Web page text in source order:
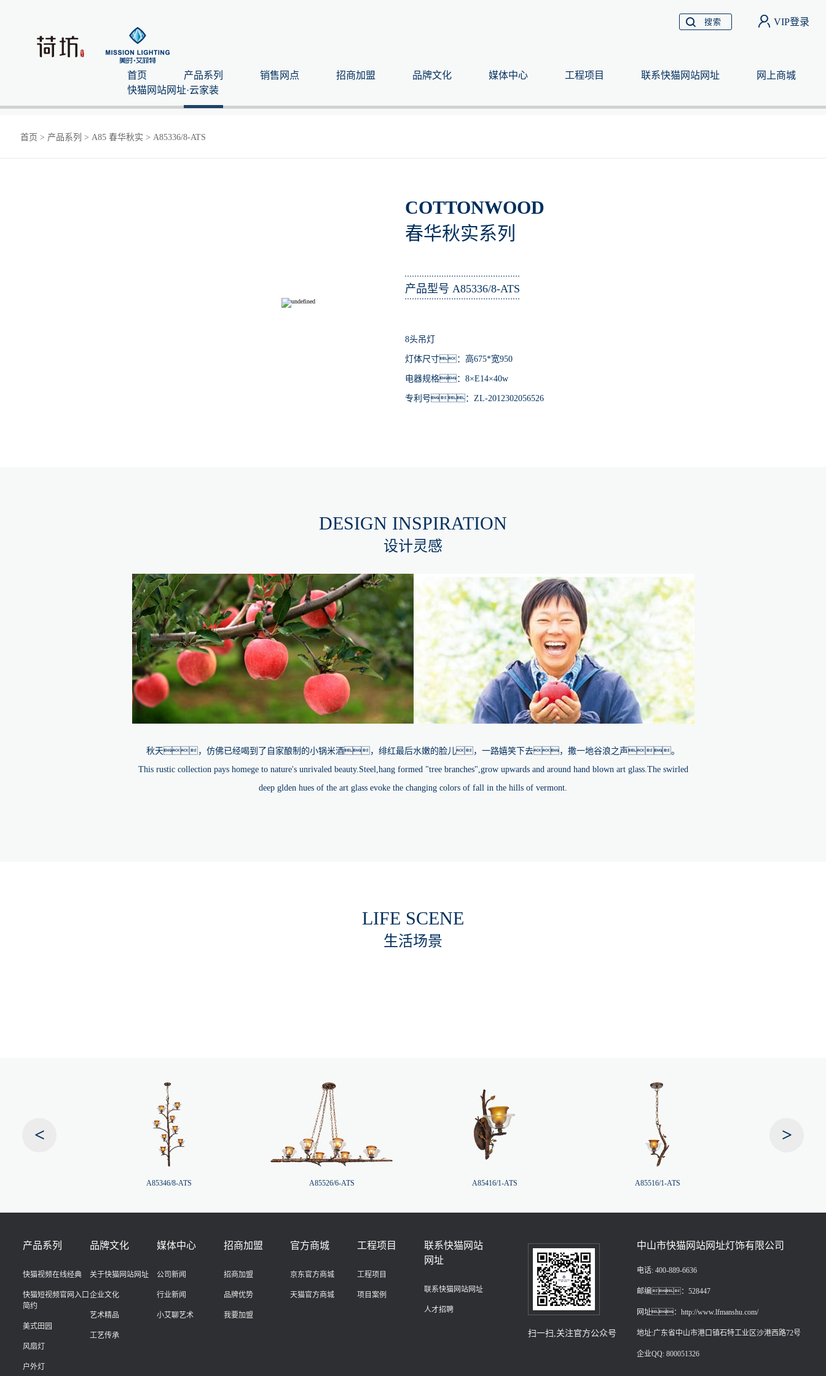
首页 产品系列 销售网点 招商加盟 品牌文化 媒体中心 工程项目 联系快猫网站网址
网上商城
快猫网站网址·云家装
搜索 VIP登录
首页 > 产品系列 > A85 春华秋实 > A85336/8-ATS
COTTONWOOD
春华秋实系列
产品型号 A85336/8-ATS
8头吊灯
灯体尺寸：高675*宽950
电器规格：8×E14×40w
专利号：ZL-2012302056526
DESIGN INSPIRATION
设计灵感
秋天，仿佛已经喝到了自家酿制的小锅米酒，绯红最后水嫩的脸儿，一路嬉笑下去，撒一地谷浪之声。
This rustic collection pays homege to nature's unrivaled beauty.Steel,hang formed "tree branches",grow upwards and around hand blown art glass.The swirled
deep glden hues of the art glass evoke the changing colors of fall in the hills of vermont.
LIFE SCENE
生活场景
A85346/8-ATS A85526/6-ATS A85416/1-ATS A85516/1-ATS
< >
产品系列
快猫视频在线经典
快猫短视频官网入口
简约
美式田园
风扇灯
户外灯
品牌文化
关于快猫网站网址
企业文化
艺术精品
工艺传承
媒体中心
公司新闻
行业新闻
小艾聊艺术
招商加盟
招商加盟
品牌优势
我要加盟
官方商城
京东官方商城
天猫官方商城
工程项目
工程项目
项目案例
联系快猫网站
网址
联系快猫网站网址
人才招聘
扫一扫,关注官方公众号
中山市快猫网站网址灯饰有限公司
电话: 400-889-6636
邮编：528447
网址：http://www.lfmanshu.com/
地址:广东省中山市港口镇石特工业区沙港西路72号
企业QQ: 800051326